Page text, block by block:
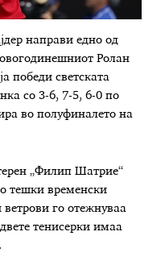
направи едно од
Ролан
победи светската
со 3-6, 7-5, 6-0 по
во полуфиналето на
„Филип Шатрие“
тешки временски
го отежнуваа
тенисерки имаа